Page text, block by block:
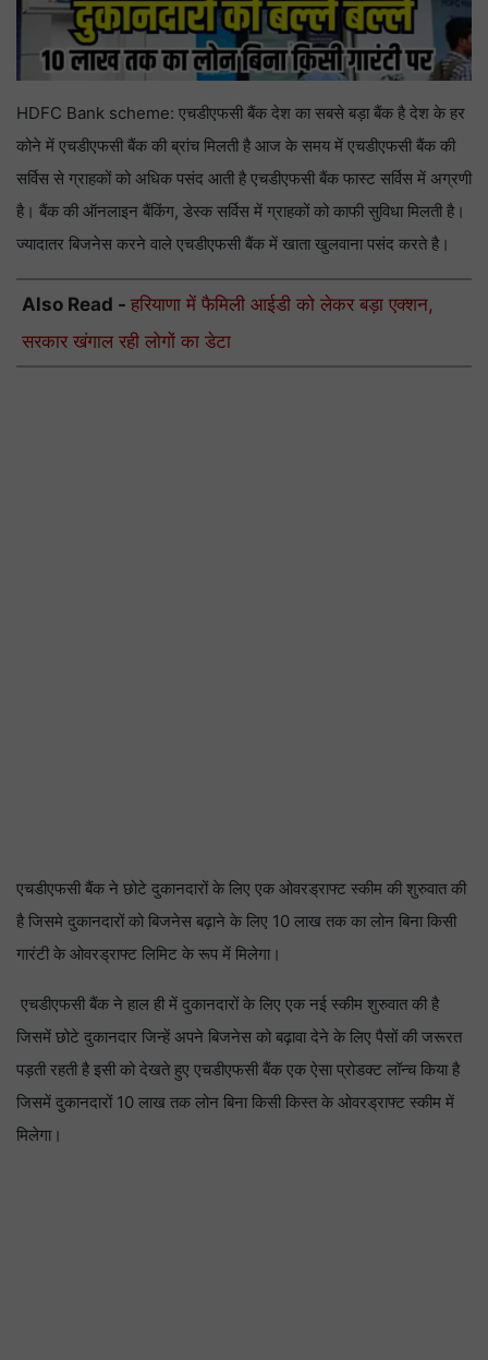
HDFC Bank scheme: एचडीएफसी बैंक देश का सबसे बड़ा बैंक है देश के हर
कोने में एचडीएफसी बैंक की ब्रांच मिलती है आज के समय में एचडीएफसी बैंक की
सर्विस से ग्राहकों को अधिक पसंद आती है एचडीएफसी बैंक फास्ट सर्विस में अग्रणी
है। बैंक की ऑनलाइन बैंकिंग, डेस्क सर्विस में ग्राहकों को काफी सुविधा मिलती है।
ज्यादातर बिजनेस करने वाले एचडीएफसी बैंक में खाता खुलवाना पसंद करते है।
Also Read - हरियाणा में फैमिली आईडी को लेकर बड़ा एक्शन,
सरकार खंगाल रही लोगों का डेटा
एचडीएफसी बैंक ने छोटे दुकानदारों के लिए एक ओवरड्राफ्ट स्कीम की शुरुवात की
है जिसमे दुकानदारों को बिजनेस बढ़ाने के लिए 10 लाख तक का लोन बिना किसी
गारंटी के ओवरड्राफ्ट लिमिट के रूप में मिलेगा।
एचडीएफसी बैंक ने हाल ही में दुकानदारों के लिए एक नई स्कीम शुरुवात की है
जिसमें छोटे दुकानदार जिन्हें अपने बिजनेस को बढ़ावा देने के लिए पैसों की जरूरत
पड़ती रहती है इसी को देखते हुए एचडीएफसी बैंक एक ऐसा प्रोडक्ट लॉन्च किया है
जिसमें दुकानदारों 10 लाख तक लोन बिना किसी किस्त के ओवरड्राफ्ट स्कीम में
मिलेगा।